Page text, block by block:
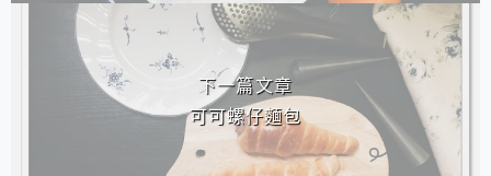
下一篇文章
可可螺仔麵包